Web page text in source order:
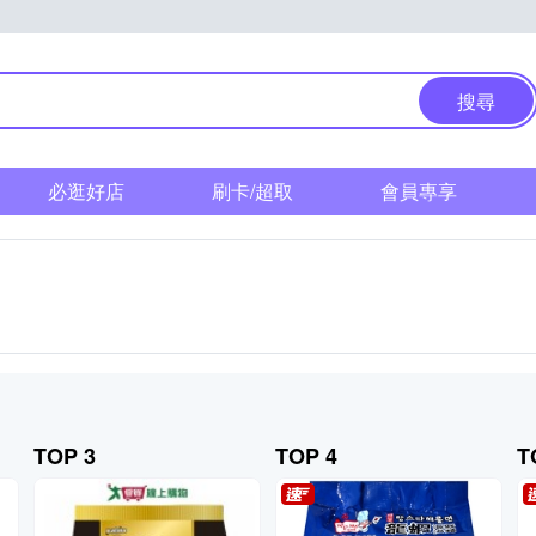
搜尋
必逛好店 刷卡/超取 會員專享
TOP 3 TOP 4